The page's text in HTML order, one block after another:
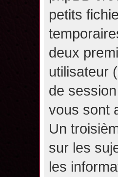
petits
deux
utilisateur
de
vous sont
Un
sur les
les